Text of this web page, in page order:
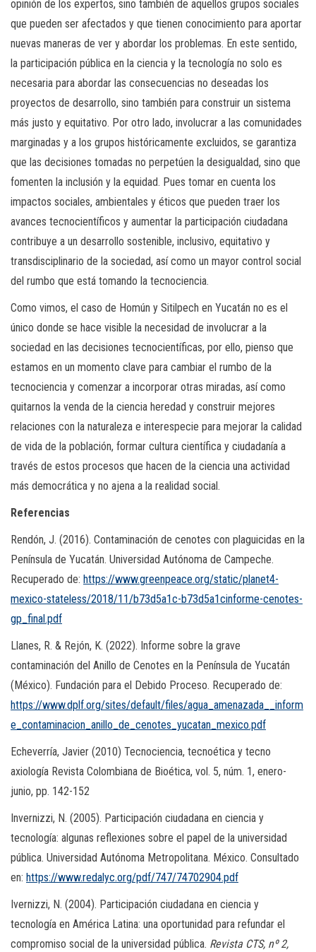
opinión de los expertos, sino también de aquellos grupos sociales
que pueden ser afectados y que tienen conocimiento para aportar
nuevas maneras de ver y abordar los problemas. En este sentido,
la participación pública en la ciencia y la tecnología no solo es
necesaria para abordar las consecuencias no deseadas los
proyectos de desarrollo, sino también para construir un sistema
más justo y equitativo. Por otro lado, involucrar a las comunidades
marginadas y a los grupos históricamente excluidos, se garantiza
que las decisiones tomadas no perpetúen la desigualdad, sino que
fomenten la inclusión y la equidad. Pues tomar en cuenta los
impactos sociales, ambientales y éticos que pueden traer los
avances tecnocientíficos y aumentar la participación ciudadana
contribuye a un desarrollo sostenible, inclusivo, equitativo y
transdisciplinario de la sociedad, así como un mayor control social
del rumbo que está tomando la tecnociencia.
Como vimos, el caso de Homún y Sitilpech en Yucatán no es el
único donde se hace visible la necesidad de involucrar a la
sociedad en las decisiones tecnocientíficas, por ello, pienso que
estamos en un momento clave para cambiar el rumbo de la
tecnociencia y comenzar a incorporar otras miradas, así como
quitarnos la venda de la ciencia heredad y construir mejores
relaciones con la naturaleza e interespecie para mejorar la calidad
de vida de la población, formar cultura científica y ciudadanía a
través de estos procesos que hacen de la ciencia una actividad
más democrática y no ajena a la realidad social.
Referencias
Rendón, J. (2016). Contaminación de cenotes con plaguicidas en la
Península de Yucatán. Universidad Autónoma de Campeche.
Recuperado de: https://www.greenpeace.org/static/planet4-
mexico-stateless/2018/11/b73d5a1c-b73d5a1cinforme-cenotes-
gp_final.pdf
Llanes, R. & Rejón, K. (2022). Informe sobre la grave
contaminación del Anillo de Cenotes en la Península de Yucatán
(México). Fundación para el Debido Proceso. Recuperado de:
https://www.dplf.org/sites/default/files/agua_amenazada__inform
e_contaminacion_anillo_de_cenotes_yucatan_mexico.pdf
Echeverría, Javier (2010) Tecnociencia, tecnoética y tecno
axiología Revista Colombiana de Bioética, vol. 5, núm. 1, enero-
junio, pp. 142-152
Invernizzi, N. (2005). Participación ciudadana en ciencia y
tecnología: algunas reflexiones sobre el papel de la universidad
pública. Universidad Autónoma Metropolitana. México. Consultado
en: https://www.redalyc.org/pdf/747/74702904.pdf
Ivernizzi, N. (2004). Participación ciudadana en ciencia y
tecnología en América Latina: una oportunidad para refundar el
compromiso social de la universidad pública. Revista CTS, nº 2,